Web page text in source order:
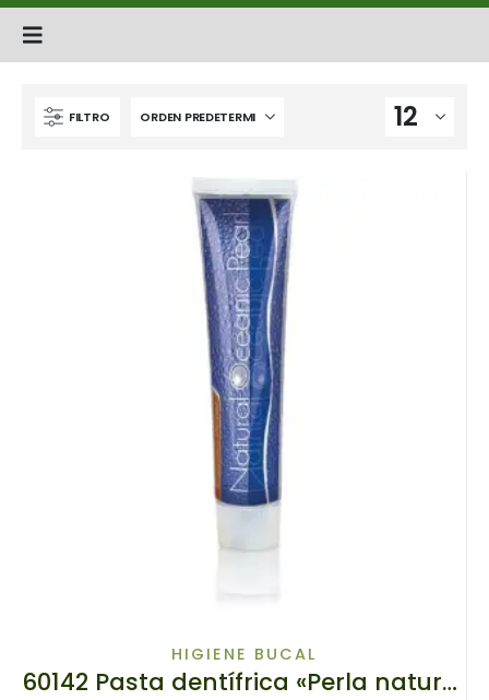
FILTRO
HIGIENE BUCAL
60142 Pasta dentífrica «Perla natural del océano» TIANDE , 120g